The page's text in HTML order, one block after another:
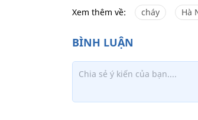
Xem thêm về: cháy Hà